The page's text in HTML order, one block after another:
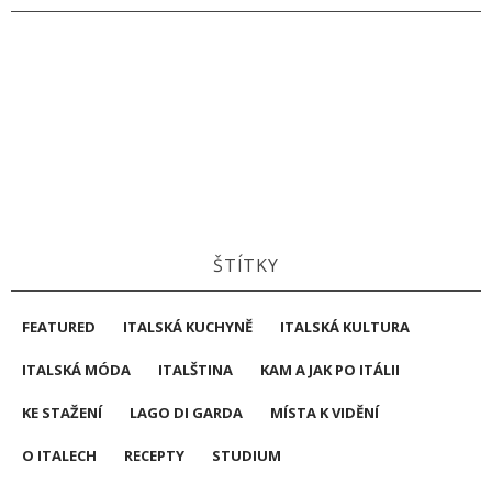
ŠTÍTKY
FEATURED ITALSKÁ KUCHYNĚ ITALSKÁ KULTURA
ITALSKÁ MÓDA ITALŠTINA KAM A JAK PO ITÁLII
KE STAŽENÍ LAGO DI GARDA MÍSTA K VIDĚNÍ
O ITALECH RECEPTY STUDIUM